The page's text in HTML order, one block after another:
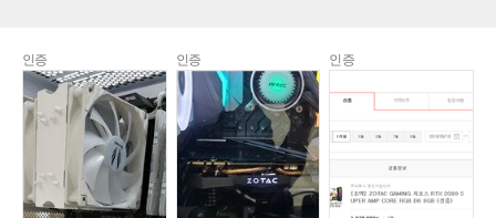
인증 인증 인증